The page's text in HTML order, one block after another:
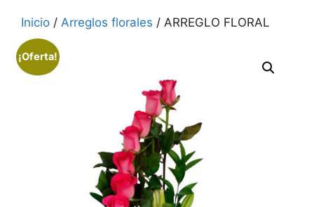
Inicio / Arreglos florales / ARREGLO FLORAL
¡Oferta!